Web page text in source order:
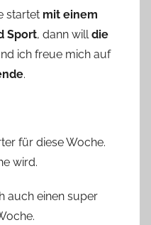
startet mit einem
Sport, dann will die
ich freue mich auf
.
für diese Woche.
wird.
auch einen super